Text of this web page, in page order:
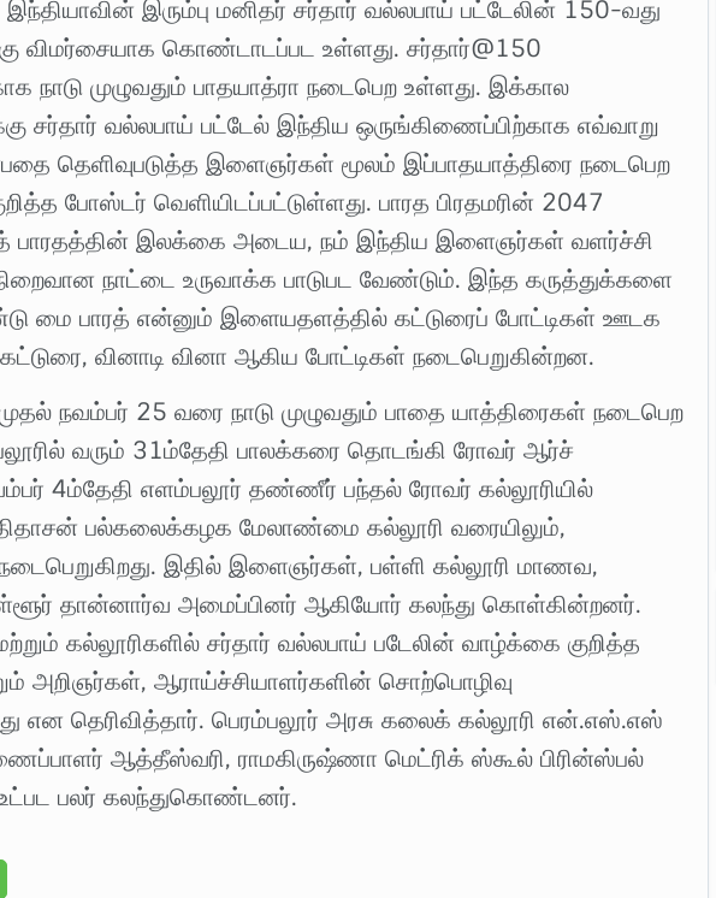
இந்தியாவின் இரும்பு மனிதர் சர்தார் வல்லபாய் பட்டேலின் 150-வது
விமர்சையாக கொண்டாடப்பட உள்ளது. சர்தார்@150
நாடு முழுவதும் பாதயாத்ரா நடைபெற உள்ளது. இக்கால
சர்தார் வல்லபாய் பட்டேல் இந்திய ஒருங்கிணைப்பிற்காக எவ்வாறு
தெளிவுபடுத்த இளைஞர்கள் மூலம் இப்பாதயாத்திரை நடைபெற
போஸ்டர் வெளியிடப்பட்டுள்ளது. பாரத பிரதமரின் 2047
பாரதத்தின் இலக்கை அடைய, நம் இந்திய இளைஞர்கள் வளர்ச்சி
நாட்டை உருவாக்க பாடுபட வேண்டும். இந்த கருத்துக்களை
மை பாரத் என்னும் இளையதளத்தில் கட்டுரைப் போட்டிகள் ஊடக
வினாடி வினா ஆகிய போட்டிகள் நடைபெறுகின்றன.
நவம்பர் 25 வரை நாடு முழுவதும் பாதை யாத்திரைகள் நடைபெற
வரும் 31ம்தேதி பாலக்கரை தொடங்கி ரோவர் ஆர்ச்
4ம்தேதி எளம்பலூர் தண்ணீர் பந்தல் ரோவர் கல்லூரியில்
பல்கலைக்கழக மேலாண்மை கல்லூரி வரையிலும்,
இதில் இளைஞர்கள், பள்ளி கல்லூரி மாணவ,
தான்னார்வ அமைப்பினர் ஆகியோர் கலந்து கொள்கின்றனர்.
கல்லூரிகளில் சர்தார் வல்லபாய் படேலின் வாழ்க்கை குறித்த
அறிஞர்கள், ஆராய்ச்சியாளர்களின் சொற்பொழிவு
என தெரிவித்தார். பெரம்பலூர் அரசு கலைக் கல்லூரி என்.எஸ்.எஸ்
ஆத்தீஸ்வரி, ராமகிருஷ்ணா மெட்ரிக் ஸ்கூல் பிரின்ஸ்பல்
பலர் கலந்துகொண்டனர்.